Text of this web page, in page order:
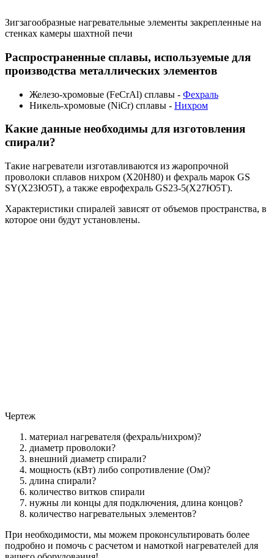
Зигзагообразные нагревательные элементы закрепленные на
стенках камеры шахтной печи
Распространенные сплавы, используемые для
производства металлических элементов
Железо-хромовые (FeCrAl) сплавы - Фехраль
Никель-хромовые (NiCr) сплавы - Нихром
Какие данные необходимы для изготовления
спирали?
Такие нагреватели изготавливаются из жаропрочной
проволоки сплавов нихром (Х20Н80) и фехраль марок GS
SY(Х23Ю5Т), а также еврофехраль GS23-5(Х27Ю5Т).
Характеристики спиралей зависят от объемов пространства, в
которое они будут установлены.
Чертеж
материал нагревателя (фехраль/нихром)?
диаметр проволоки?
внешний диаметр спирали?
мощность (кВт) либо сопротивление (Ом)?
длина спирали?
количество витков спирали
нужны ли концы для подключения, длина концов?
количество нагревательных элементов?
При необходимости, мы можем проконсультировать более
подробно и помочь с расчетом и намоткой нагревателей для